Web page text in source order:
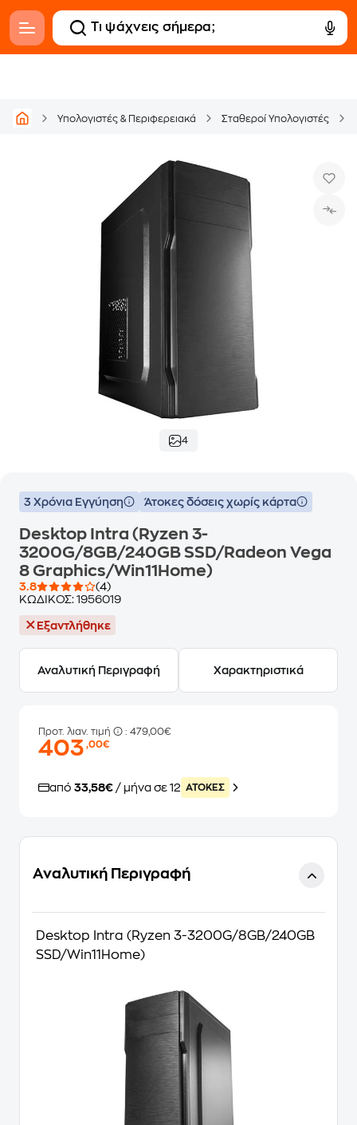
Υπολογιστές & Περιφερειακά Σταθεροί Υπολογιστές
4
3 Χρόνια Εγγύηση Άτοκες δόσεις χωρίς κάρτα
Desktop Intra (Ryzen 3-
3200G/8GB/240GB SSD/Radeon Vega
8 Graphics/Win11Home)
3.8
(4)
ΚΩΔΙΚΟΣ: 1956019
Εξαντλήθηκε
Αναλυτική Περιγραφή Χαρακτηριστικά
Προτ. λιαν. τιμή : 479,00€
403,00€
από 33,58€ / μήνα σε 12 ATOKEΣ
Αναλυτική Περιγραφή
Desktop Intra (Ryzen 3-3200G/8GB/240GB
SSD/Win11Home)